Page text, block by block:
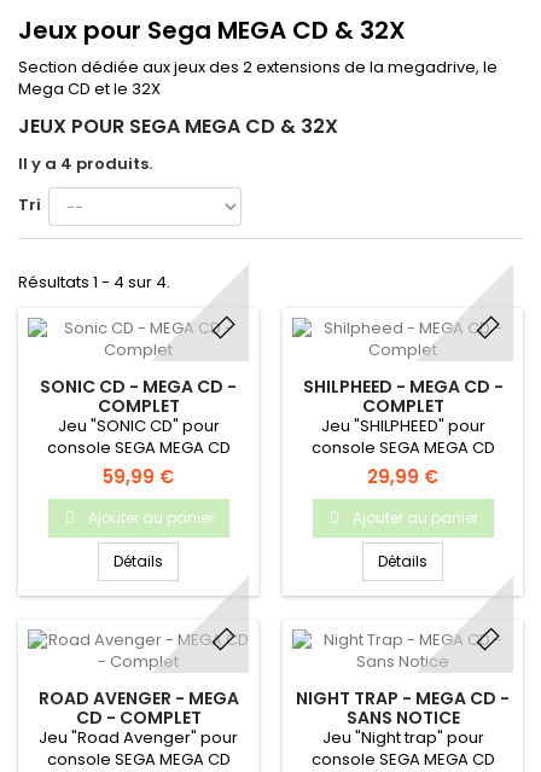
Jeux pour Sega MEGA CD & 32X
Section dédiée aux jeux des 2 extensions de la megadrive, le
Mega CD et le 32X
JEUX POUR SEGA MEGA CD & 32X
Il y a 4 produits.
Tri
Résultats 1 - 4 sur 4.
SONIC CD - MEGA CD -
COMPLET
Jeu "SONIC CD" pour
console SEGA MEGA CD
59,99 €
Ajouter au panier
Détails
SHILPHEED - MEGA CD -
COMPLET
Jeu "SHILPHEED" pour
console SEGA MEGA CD
29,99 €
Ajouter au panier
Détails
ROAD AVENGER - MEGA
CD - COMPLET
Jeu "Road Avenger" pour
console SEGA MEGA CD
NIGHT TRAP - MEGA CD -
SANS NOTICE
Jeu "Night trap" pour
console SEGA MEGA CD